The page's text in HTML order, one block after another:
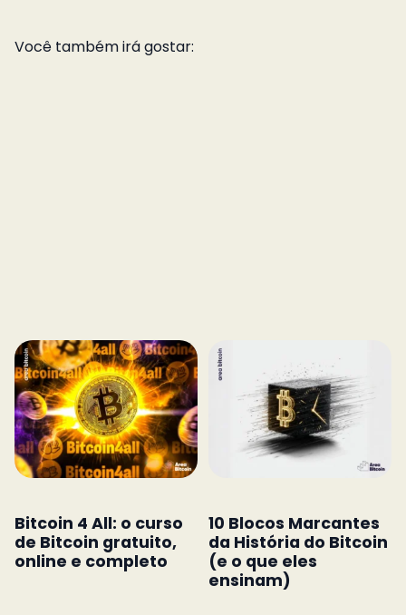
Você também irá gostar:
Bitcoin 4 All: o curso
de Bitcoin gratuito,
online e completo
10 Blocos Marcantes
da História do Bitcoin
(e o que eles
ensinam)